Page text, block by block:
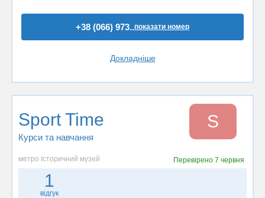
+38 (066) 973..показати номер
Докладніше
Sport Time
Курси та навчання
S
метро Історичний музей Перевірено 7 червня
1
відгук